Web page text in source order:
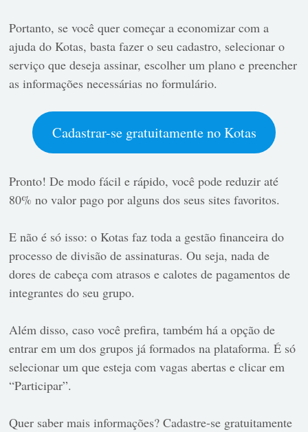
Portanto, se você quer começar a economizar com a
ajuda do Kotas, basta fazer o seu cadastro, selecionar o
serviço que deseja assinar, escolher um plano e preencher
as informações necessárias no formulário.
Cadastrar-se gratuitamente no Kotas
Pronto! De modo fácil e rápido, você pode reduzir até
80% no valor pago por alguns dos seus sites favoritos.
E não é só isso: o Kotas faz toda a gestão financeira do
processo de divisão de assinaturas. Ou seja, nada de
dores de cabeça com atrasos e calotes de pagamentos de
integrantes do seu grupo.
Além disso, caso você prefira, também há a opção de
entrar em um dos grupos já formados na plataforma. É só
selecionar um que esteja com vagas abertas e clicar em
“Participar”.
Quer saber mais informações? Cadastre-se gratuitamente